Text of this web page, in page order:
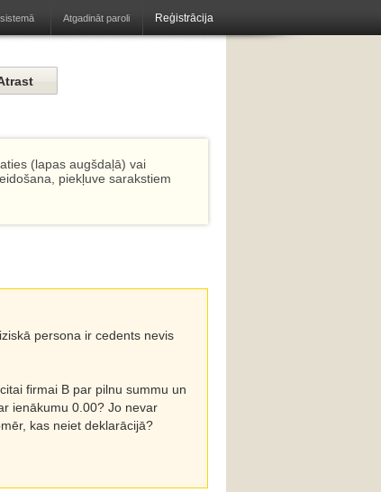
Atgadināt paroli Reģistrācija
(lapas augšdaļā) vai
piekļuve sarakstiem
persona ir cedents nevis
firmai B par pilnu summu un
ienākumu 0.00? Jo nevar
kas neiet deklarācijā?